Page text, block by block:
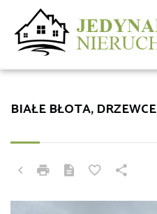
BIAŁE BŁOTA, DRZEWCE